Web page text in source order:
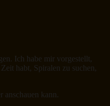
Ich habe mir vorgestellt,
habt, Spiralen zu suchen,
anschauen kann.